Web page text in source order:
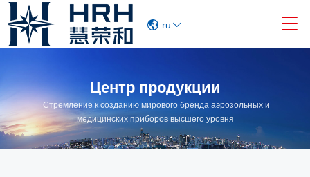
ru 
Центр продукции
Стремление к созданию мирового бренда аэрозольных и
медицинских приборов высшего уровня